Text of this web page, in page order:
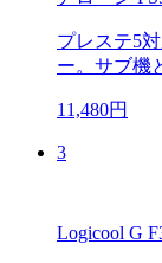
プレステ5
ー。サブ機
11,480円
3
Logicool G